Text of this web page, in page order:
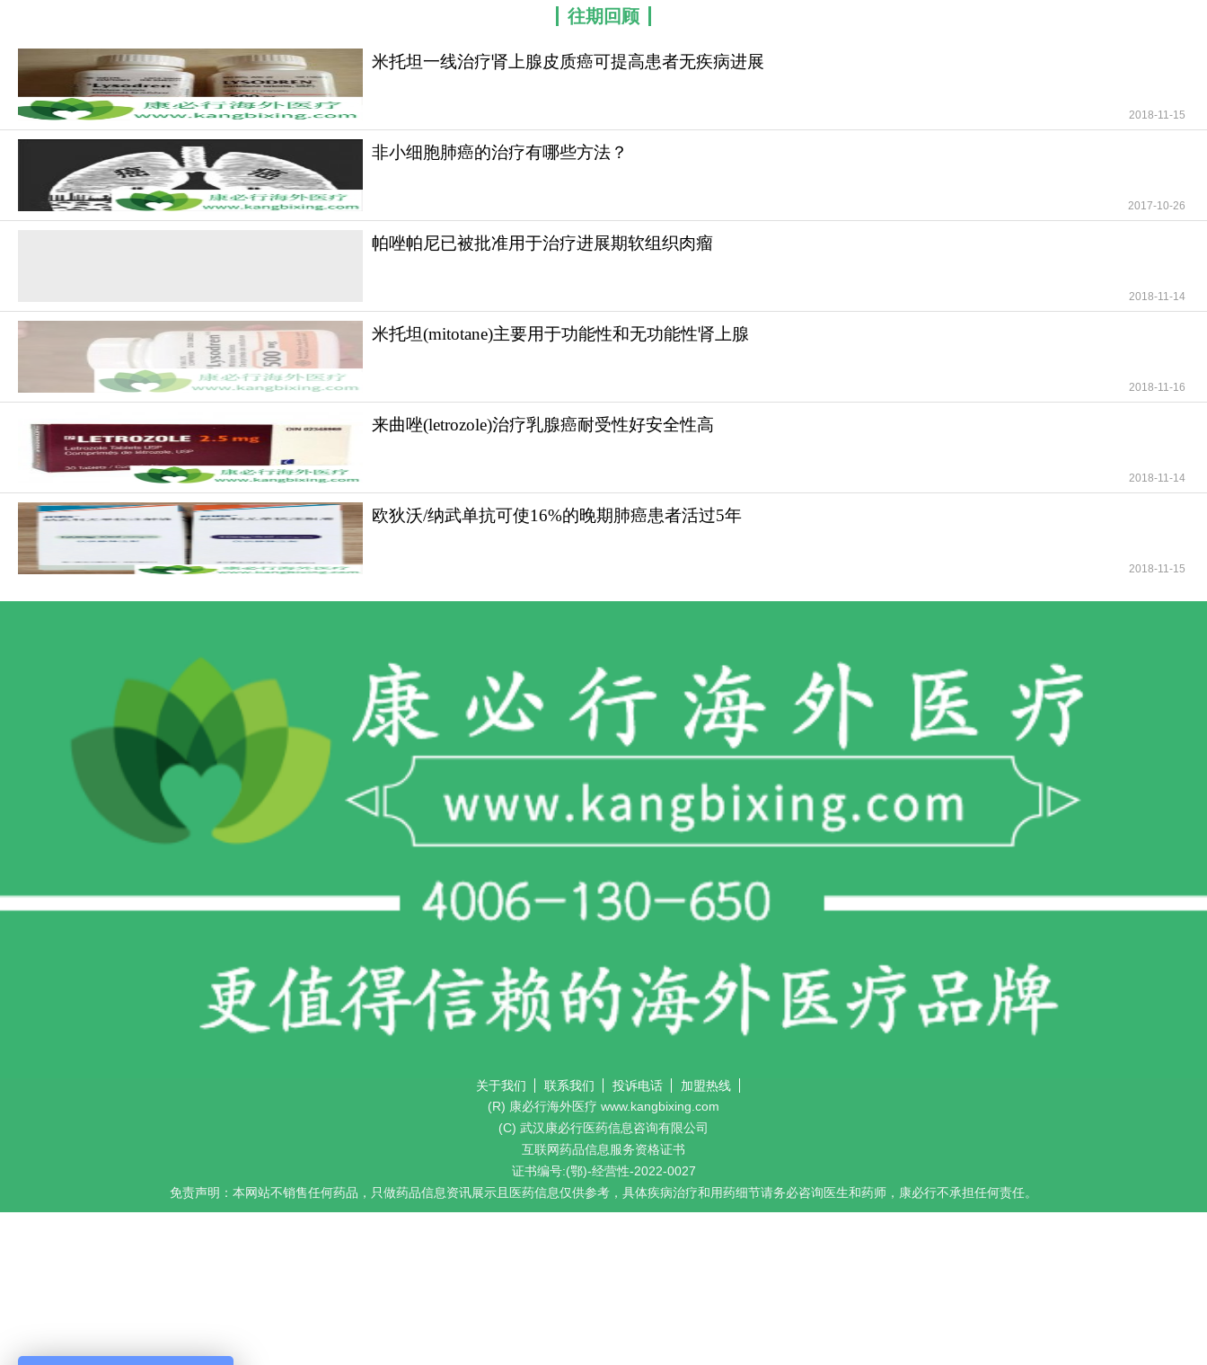
一对一客服专业解答
"扫一扫添加官方微信 咨询解答更便捷"
往期回顾
米托坦一线治疗肾上腺皮质癌可提高患者无疾病进展
2018-11-15
非小细胞肺癌的治疗有哪些方法？
2017-10-26
帕唑帕尼已被批准用于治疗进展期软组织肉瘤
2018-11-14
米托坦(mitotane)主要用于功能性和无功能性肾上腺
2018-11-16
来曲唑(letrozole)治疗乳腺癌耐受性好安全性高
2018-11-14
欧狄沃/纳武单抗可使16%的晚期肺癌患者活过5年
2018-11-15
关于我们 联系我们 投诉电话
加盟热线
(R) 康必行海外医疗 www.kangbixing.com
(C) 武汉康必行医药信息咨询有限公司
互联网药品信息服务资格证书
证书编号:(鄂)-经营性-2022-0027
免责声明：本网站不销售任何药品，只做药品信息资讯展示且医药信息仅供参考，具体疾病治疗和用药细节请务必咨询医生和药师，康必行不承担任何责任。